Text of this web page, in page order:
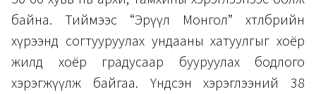
байна. Тиймээс “Эрүүл Монгол” хөтөлбөрийн
хүрээнд согтууруулах ундааны хатуулгыг хоёр
жилд хоёр градусаар бууруулах бодлого
хэрэгжүүлж байгаа. Үндсэн хэрэглээний 38